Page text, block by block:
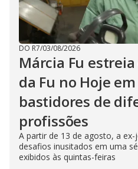
DO R7/03/08/2026
Márcia Fu
da Fu no Hoje
bastidores de
profissões
A partir de 13 de agosto, a
desafios inusitados em uma
exibidos às quintas-feiras